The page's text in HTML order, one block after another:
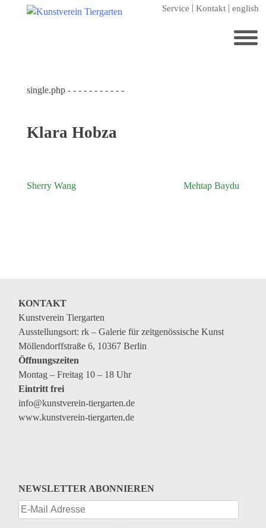
Service Kontakt english
Startseite
Förderer
Mitglied werden
Ortstermin
Vermittlung
aktuelle Projekte
Anfrage
Archiv
Schlagwörter
Künstler*innen
single.php - - - - - - - - - - -
Klara Hobza
Beitragsnavigation
Sherry Wang Mehtap Baydu
KONTAKT
Kunstverein Tiergarten
Ausstellungsort: rk – Galerie für zeitgenössische Kunst
Möllendorffstraße 6, 10367 Berlin
Öffnungszeiten
Montag – Freitag 10 – 18 Uhr
Eintritt frei
info@kunstverein-tiergarten.de
www.kunstverein-tiergarten.de
NEWSLETTER ABONNIEREN